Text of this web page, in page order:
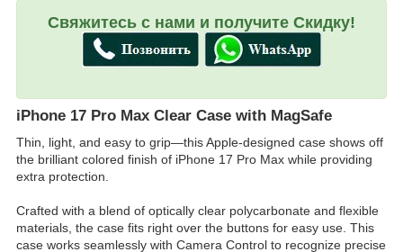
Свяжитесь с нами и получите Скидку!
iPhone 17 Pro Max Clear Case with MagSafe
Thin, light, and easy to grip—this Apple-designed case shows off
the brilliant colored finish of iPhone 17 Pro Max while providing
extra protection.
Crafted with a blend of optically clear polycarbonate and flexible
materials, the case fits right over the buttons for easy use. This
case works seamlessly with Camera Control to recognize precise